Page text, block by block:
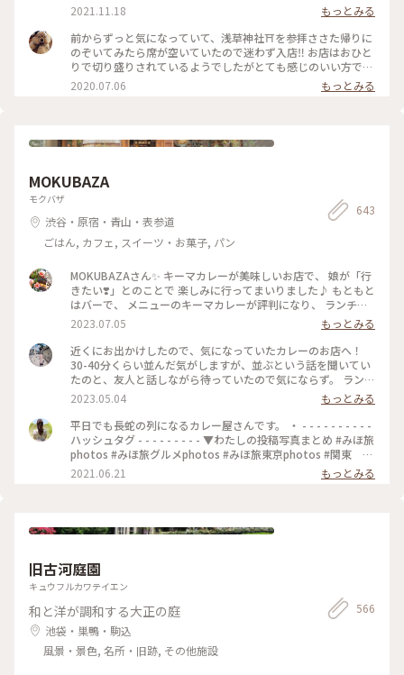
2021.11.18
もっとみる
前からずっと気になっていて、浅草神社⛩を参拝ささた帰りに
のぞいてみたら席が空いていたので迷わず入店‼️ お店はおひと
りで切り盛りされているようでしたがとても感じのいい方で、
ホットケーキ🥞は昔ながらの素朴なかんじがコーヒー☕️によく
合って美味しかった😆💕
2020.07.06 もっとみる
MOKUBAZA
モクバザ
渋谷・原宿・青山・表参道
ごはん, カフェ, スイーツ・お菓子, パン
643
MOKUBAZAさん✨ キーマカレーが美味しいお店で、 娘が「行
きたい❣️」とのことで 楽しみに行ってまいりました♪ もともと
はバーで、 メニューのキーマカレーが評判になり、 ランチタ
イムも営業するようになったとのことです。 20時間以上かけ
て作るキーマカレーは 本当に味わい深くてスパイスたっぷり
で とても美味しいです✨ さらに、小麦粉、化学調味料、人工
添加物 なども入っていないそうで、 身体にも優しいカレーで
す(o^^o) 私たちは、チーズキーマカレーを マンゴーラッシー
と一緒にいただきました♡ モッツァレラチーズがとろ〜り✨
とても美味しかったです❣️ 他にもナッツキーマカレーや、 コリ
アンダーキーマカレー、 アボカドキーマカレーなどなど💕 次
にうかがうのが楽しみになりました•*¨*•.¸¸♡ ★山手線原宿駅
より徒歩9分 ★副都心線北参道駅より徒歩6分 ★総武線千駄ヶ
谷駅より徒歩10分 ★大江戸線国立競技場駅より徒歩10分
#MOKUBAZA #私のことりっぷ旅 #ランチ #チーズキーマカレ
2023.07.05
もっとみる
近くにお出かけしたので、気になっていたカレーのお店へ！
30-40分くらい並んだ気がしますが、並ぶという話を聞いてい
たのと、友人と話しながら待っていたので気にならず。 ランチ
は14時までらしいですが、その時間までに並んでいたら入れる
みたいです🙆🏻‍♀️ 私は、焼きエッグキーマカレー（Sサイズ
¥1,280）をいただきました🍛 熱々で、少し辛めですが、私の
好みの辛さでした（辛いのが苦手な友人は苦労してました😂）
何より、スパイスの香りが最高でした！！ これは行列ができ
るな、、という感じです。 帰宅しても、まだ香りが残っててま
た食べたくなってます😂💓 #MOKUBAZA #カレー #キーマカレ
2023.05.04
もっとみる
平日でも長蛇の列になるカレー屋さんです。 ・ - - - - - - - - - -
ハッシュタグ - - - - - - - - - ▼わたしの投稿写真まとめ #みほ旅
photos #みほ旅グルメphotos #みほ旅東京photos #関東 #
東京都 #東京 #表参道 #東京カフェ #カレー #チーズカレ
ー #モクバザ #MOKUBAZA #夏色さがし - - - - - - - - - - - - - -
2021.06.21 もっとみる
旧古河庭園
キュウフルカワテイエン
和と洋が調和する大正の庭
池袋・巣鴨・駒込
風景・景色, 名所・旧跡, その他施設
566